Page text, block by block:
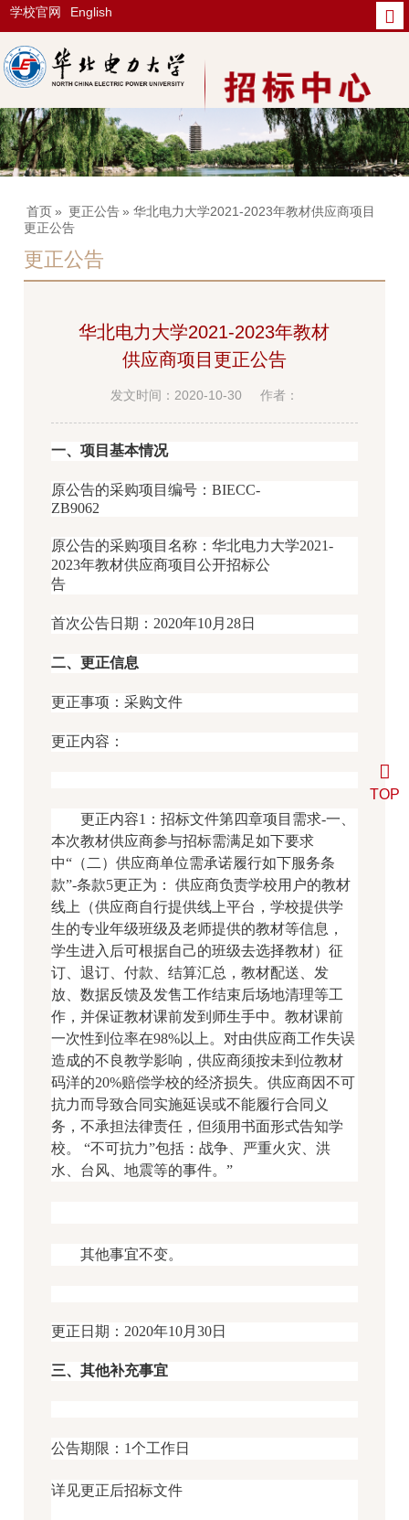
学校官网 English
首页 » 更正公告 » 华北电力大学2021-2023年教材供应商项目
更正公告
更正公告
华北电力大学2021-2023年教材
供应商项目更正公告
发文时间：2020-10-30 作者：
一、项目基本情况
原公告的采购项目编号：BIECC-
ZB9062
原公告的采购项目名称：华北电力大学2021-
2023年教材供应商项目公开招标公
告
首次公告日期：2020年10月28日
二、更正信息
更正事项：采购文件
更正内容：
更正内容1：招标文件第四章项目需求-一、
本次教材供应商参与招标需满足如下要求
中“（二）供应商单位需承诺履行如下服务条
款”-条款5更正为： 供应商负责学校用户的教材
线上（供应商自行提供线上平台，学校提供学
生的专业年级班级及老师提供的教材等信息，
学生进入后可根据自己的班级去选择教材）征
订、退订、付款、结算汇总，教材配送、发
放、数据反馈及发售工作结束后场地清理等工
作，并保证教材课前发到师生手中。教材课前
一次性到位率在98%以上。对由供应商工作失误
造成的不良教学影响，供应商须按未到位教材
码洋的20%赔偿学校的经济损失。供应商因不可
抗力而导致合同实施延误或不能履行合同义
务，不承担法律责任，但须用书面形式告知学
校。 “不可抗力”包括：战争、严重火灾、洪
水、台风、地震等的事件。”
其他事宜不变。
更正日期：2020年10月30日
三、其他补充事宜
公告期限：1个工作日
详见更正后招标文件
TOP